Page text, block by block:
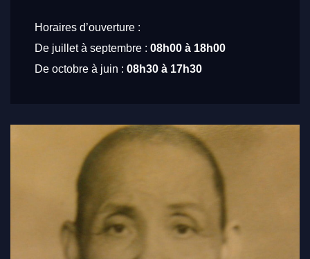
Horaires d’ouverture :
De juillet à septembre : 08h00 à 18h00
De octobre à juin : 08h30 à 17h30